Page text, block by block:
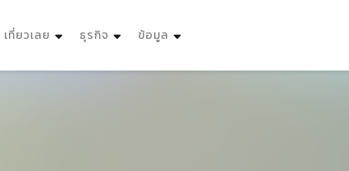
เที่ยวเลย ธุรกิจ ข้อมูล